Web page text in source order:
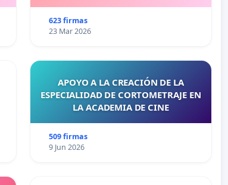
623 firmas
23 Mar 2026
APOYO A LA CREACIÓN DE LA
ESPECIALIDAD DE CORTOMETRAJE EN
LA ACADEMIA DE CINE
509 firmas
9 Jun 2026